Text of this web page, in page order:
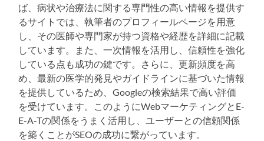
ば、病状や治療法に関する専門性の高い情報を提供す
るサイトでは、執筆者のプロフィールページを用意
し、その医師や専門家が持つ資格や経歴を詳細に記載
しています。また、一次情報を活用し、信頼性を強化
している点も成功の鍵です。さらに、更新頻度を高
め、最新の医学的発見やガイドラインに基づいた情報
を提供しているため、Googleの検索結果で高い評価
を受けています。このようにWebマーケティングとE-
E-A-Tの関係をうまく活用し、ユーザーとの信頼関係
を築くことがSEOの成功に繋がっています。